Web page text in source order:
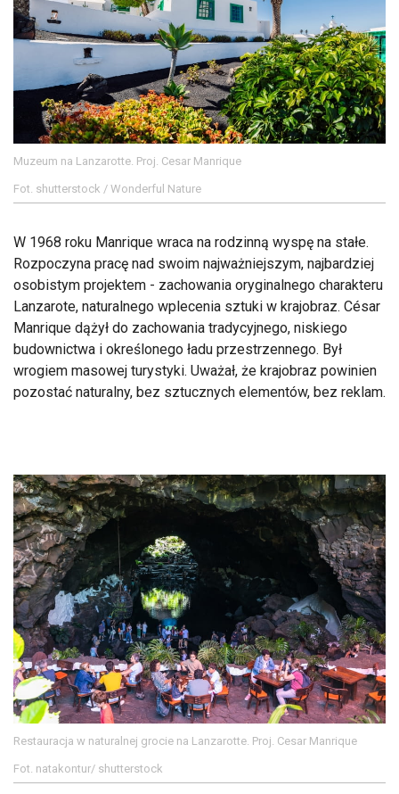
Muzeum na Lanzarotte. Proj. Cesar Manrique
Fot. shutterstock / Wonderful Nature
W 1968 roku Manrique wraca na rodzinną wyspę na stałe.
Rozpoczyna pracę nad swoim najważniejszym, najbardziej
osobistym projektem - zachowania oryginalnego charakteru
Lanzarote, naturalnego wplecenia sztuki w krajobraz. César
Manrique dążył do zachowania tradycyjnego, niskiego
budownictwa i określonego ładu przestrzennego. Był
wrogiem masowej turystyki. Uważał, że krajobraz powinien
pozostać naturalny, bez sztucznych elementów, bez reklam.
Restauracja w naturalnej grocie na Lanzarotte. Proj. Cesar Manrique
Fot. natakontur/ shutterstock